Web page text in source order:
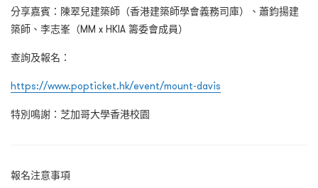
分享嘉賓：陳翠兒建築師（香港建築師學會義務司庫）、蕭鈞揚建
築師、李志峯（MM x HKIA 籌委會成員）
查詢及報名：
https://www.popticket.hk/event/mount-davis
特別鳴謝：芝加哥大學香港校園
報名注意事項